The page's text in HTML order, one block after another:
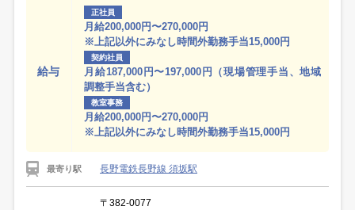
給与
正社員
月給200,000円〜270,000円
※上記以外にみなし時間外勤務手当15,000円
契約社員
月給187,000円〜197,000円（現場管理手当、地域
調整手当含む）
教室事務
月給200,000円〜270,000円
※上記以外にみなし時間外勤務手当15,000円
最寄り駅 長野電鉄長野線 須坂駅
〒382-0077